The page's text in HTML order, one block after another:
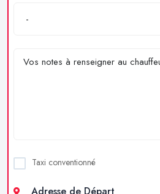
Taxi conventionné
Adresse de Départ